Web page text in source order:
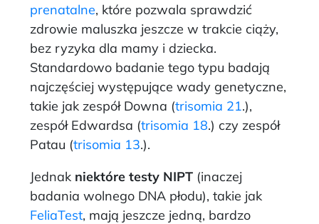
prenatalne, które pozwala sprawdzić
zdrowie maluszka jeszcze w trakcie ciąży,
bez ryzyka dla mamy i dziecka.
Standardowo badanie tego typu badają
najczęściej występujące wady genetyczne,
takie jak zespół Downa (trisomia 21.),
zespół Edwardsa (trisomia 18.) czy zespół
Patau (trisomia 13.).
Jednak niektóre testy NIPT (inaczej
badania wolnego DNA płodu), takie jak
FeliaTest, mają jeszcze jedną, bardzo